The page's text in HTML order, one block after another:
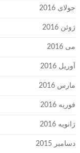
جولای 2016
ژوئن 2016
می 2016
آوریل 2016
مارس 2016
فوریه 2016
ژانویه 2016
دسامبر 2015